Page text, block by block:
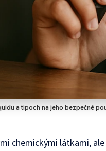
a tipoch na jeho bezpečné
chemickými látkami,